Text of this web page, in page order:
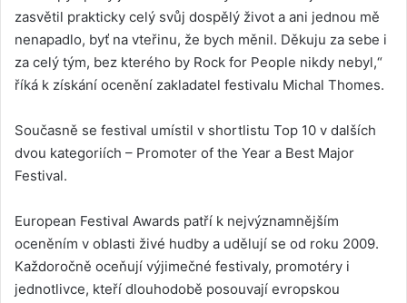
zasvětil prakticky celý svůj dospělý život a ani jednou mě
nenapadlo, byť na vteřinu, že bych měnil. Děkuju za sebe i
za celý tým, bez kterého by Rock for People nikdy nebyl,“
říká k získání ocenění zakladatel festivalu Michal Thomes.
Současně se festival umístil v shortlistu Top 10 v dalších
dvou kategoriích – Promoter of the Year a Best Major
Festival.
European Festival Awards patří k nejvýznamnějším
oceněním v oblasti živé hudby a udělují se od roku 2009.
Každoročně oceňují výjimečné festivaly, promotéry i
jednotlivce, kteří dlouhodobě posouvají evropskou